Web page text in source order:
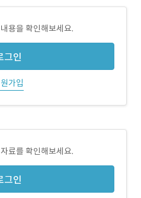
용을 확인해보세요.
그인
가입
료를 확인해보세요.
그인